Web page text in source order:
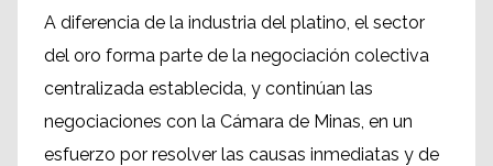
A diferencia de la industria del platino, el sector
del oro forma parte de la negociación colectiva
centralizada establecida, y continúan las
negociaciones con la Cámara de Minas, en un
esfuerzo por resolver las causas inmediatas y de